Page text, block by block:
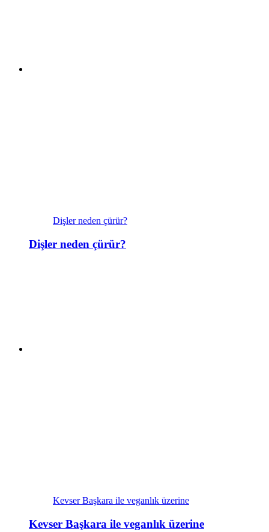
Dişler neden çürür?
Dişler neden çürür?
Kevser Başkara ile veganlık üzerine
Kevser Başkara ile veganlık üzerine